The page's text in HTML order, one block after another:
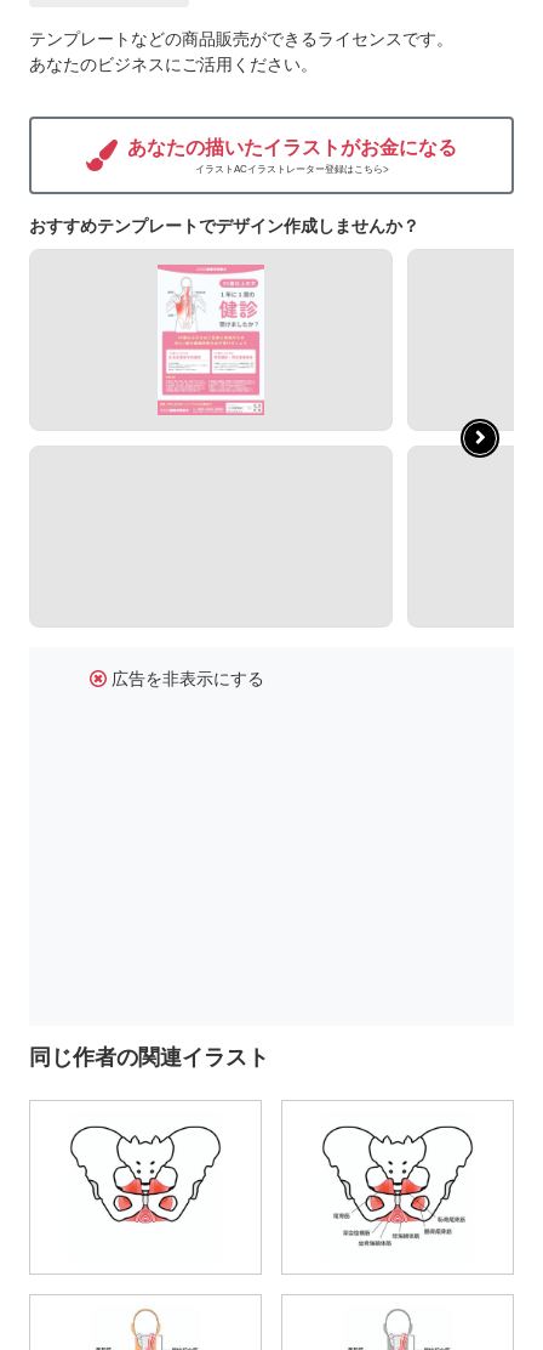
テンプレートなどの商品販売ができるライセンスです。
あなたのビジネスにご活用ください。
あなたの描いたイラストがお金になる
イラストACイラストレーター登録はこちら>
おすすめテンプレートでデザイン作成しませんか？
広告を非表示にする
同じ作者の関連イラスト